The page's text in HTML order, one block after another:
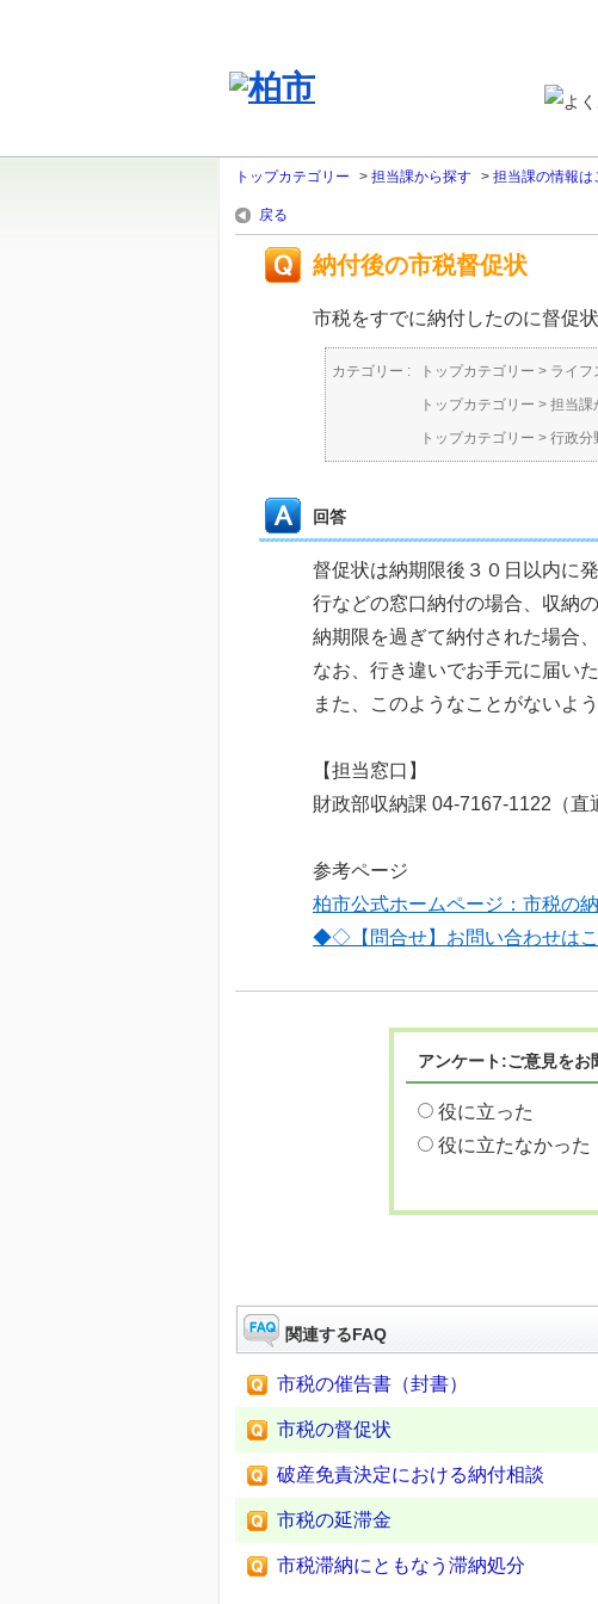
トップカテゴリー > 担当課から探す > 担当課の情報は
戻る
納付後の市税督促状
市税をすでに納付したのに督促
カテゴリー : トップカテゴリー > ライフ
トップカテゴリー > 担当課
トップカテゴリー > 行政分
回答
督促状は納期限後３０日以内に
行などの窓口納付の場合、収納
納期限を過ぎて納付された場合
なお、行き違いでお手元に届い
また、このようなことがないよ
【担当窓口】
財政部収納課 04-7167-1122（直
参考ページ
柏市公式ホームページ：市税の
◆◇【問合せ】お問い合わせは
アンケート:ご意見をお
役に立った
役に立たなかった
関連するFAQ
市税の催告書（封書）
市税の督促状
破産免責決定における納付相談
市税の延滞金
市税滞納にともなう滞納処分